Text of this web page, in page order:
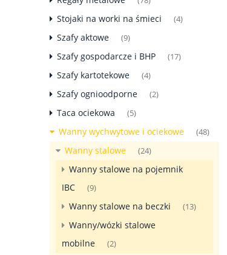
Stojaki na worki na śmieci (4)
Szafy aktowe (9)
Szafy gospodarcze i BHP (17)
Szafy kartotekowe (4)
Szafy ognioodporne (2)
Taca ociekowa (5)
Wanny wychwytowe i ociekowe (48)
Wanny stalowe (24)
Wanny stalowe na pojemnik
IBC
(9)
Wanny stalowe na beczki (13)
Wanny/wózki stalowe
mobilne
(2)